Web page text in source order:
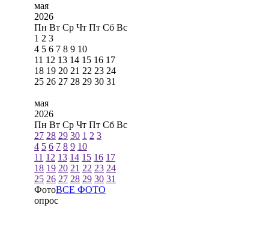
мая
2026
Пн Вт Ср Чт Пт Сб Вс
1 2 3
4 5 6 7 8 9 10
11 12 13 14 15 16 17
18 19 20 21 22 23 24
25 26 27 28 29 30 31
мая
2026
Пн Вт Ср Чт Пт Сб Вс
27 28 29 30 1 2 3
4 5 6 7 8 9 10
11 12 13 14 15 16 17
18 19 20 21 22 23 24
25 26 27 28 29 30 31
ФотоВСЕ ФОТО
опрос